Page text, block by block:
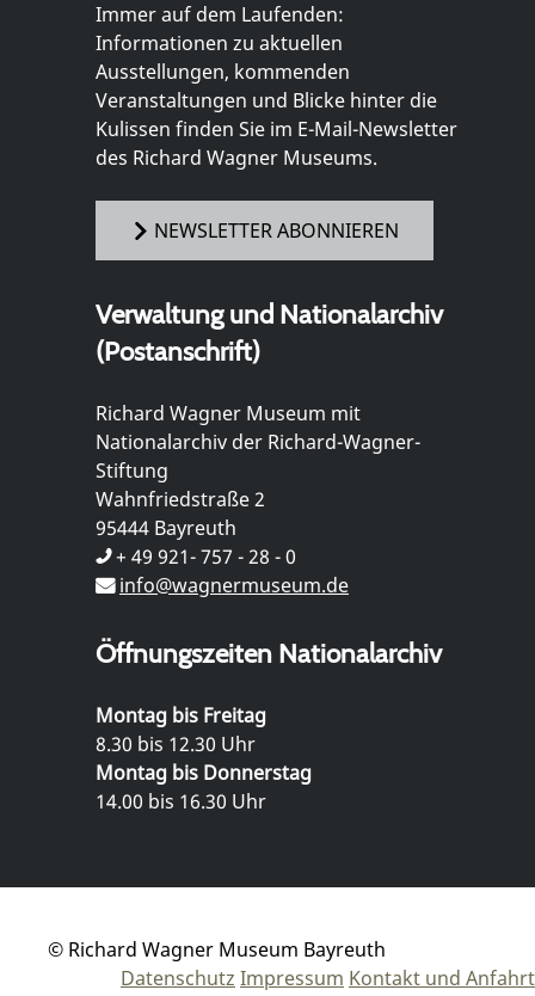
Immer auf dem Laufenden:
Informationen zu aktuellen
Ausstellungen, kommenden
Veranstaltungen und Blicke hinter die
Kulissen finden Sie im E-Mail-Newsletter
des Richard Wagner Museums.
NEWSLETTER ABONNIEREN
Verwaltung und Nationalarchiv
(Postanschrift)
Richard Wagner Museum mit
Nationalarchiv der Richard-Wagner-
Stiftung
Wahnfriedstraße 2
95444 Bayreuth
+ 49 921- 757 - 28 - 0
info@wagnermuseum.de
Öffnungszeiten Nationalarchiv
Montag bis Freitag
8.30 bis 12.30 Uhr
Montag bis Donnerstag
14.00 bis 16.30 Uhr
© Richard Wagner Museum Bayreuth
Datenschutz Impressum Kontakt und Anfahrt